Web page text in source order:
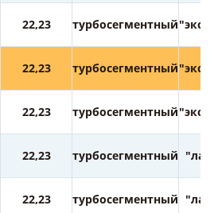
22,23 турбосегментный
22,23 турбосегментный
22,23 турбосегментный
22,23 турбосегментный
22,23 турбосегментный